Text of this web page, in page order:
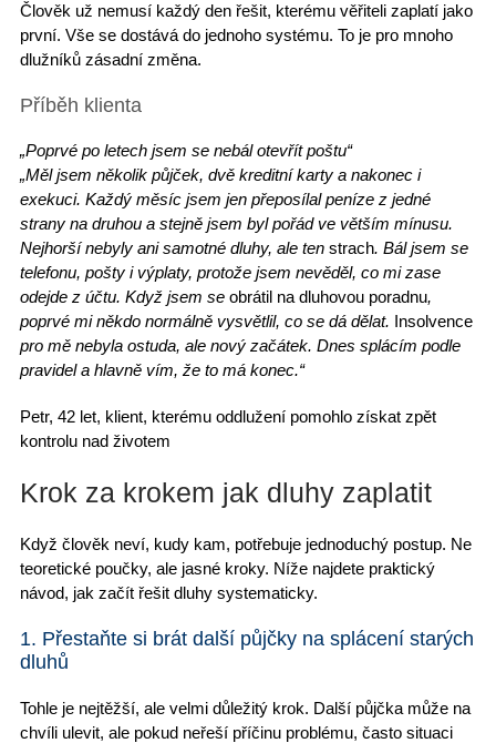
Člověk už nemusí každý den řešit, kterému věřiteli zaplatí jako
první. Vše se dostává do jednoho systému. To je pro mnoho
dlužníků zásadní změna.
Příběh klienta
„Poprvé po letech jsem se nebál otevřít poštu“
„Měl jsem několik půjček, dvě kreditní karty a nakonec i
exekuci. Každý měsíc jsem jen přeposílal peníze z jedné
strany na druhou a stejně jsem byl pořád ve větším mínusu.
Nejhorší nebyly ani samotné dluhy, ale ten strach. Bál jsem se
telefonu, pošty i výplaty, protože jsem nevěděl, co mi zase
odejde z účtu. Když jsem se obrátil na dluhovou poradnu,
poprvé mi někdo normálně vysvětlil, co se dá dělat. Insolvence
pro mě nebyla ostuda, ale nový začátek. Dnes splácím podle
pravidel a hlavně vím, že to má konec.“
Petr, 42 let, klient, kterému oddlužení pomohlo získat zpět
kontrolu nad životem
Krok za krokem jak dluhy zaplatit
Když člověk neví, kudy kam, potřebuje jednoduchý postup. Ne
teoretické poučky, ale jasné kroky. Níže najdete praktický
návod, jak začít řešit dluhy systematicky.
1. Přestaňte si brát další půjčky na splácení starých
dluhů
Tohle je nejtěžší, ale velmi důležitý krok. Další půjčka může na
chvíli ulevit, ale pokud neřeší příčinu problému, často situaci